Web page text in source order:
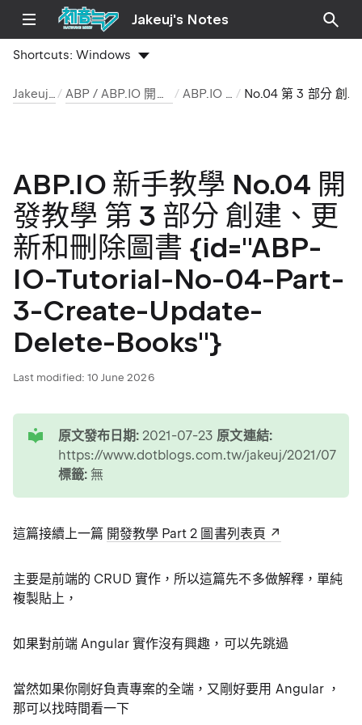
Jakeuj's Notes
Shortcuts:Windows
Jakeuj 筆記本 ABP / ABP.IO 開發環境與安裝筆記 ABP.IO 新手教學 No.04 第 3 部分 創建、更新和刪除圖書
ABP.IO 新手教學 No.04 開
發教學 第 3 部分 創建、更
新和刪除圖書 {id="ABP-
IO-Tutorial-No-04-Part-
3-Create-Update-
Delete-Books"}
Last modified: 10 June 2026
原文發布日期: 2021-07-23 原文連結:
https://www.dotblogs.com.tw/jakeuj/2021/07/
標籤: 無
這篇接續上一篇 開發教學 Part 2 圖書列表頁
主要是前端的 CRUD 實作，所以這篇先不多做解釋，單純
複製貼上，
如果對前端 Angular 實作沒有興趣，可以先跳過
當然如果你剛好負責專案的全端，又剛好要用 Angular ，
那可以找時間看一下